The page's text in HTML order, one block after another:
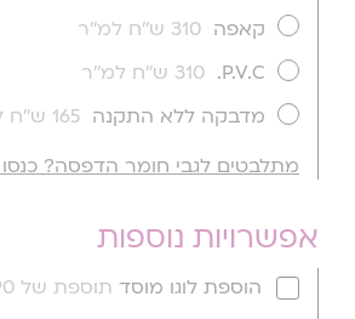
קאפה 310 ש''ח למ''ר
P.V.C.
310 ש''ח למ''ר
מדבקה ללא התקנה 165 ש''ח למ''ר
מתלבטים לגבי חומר הדפסה?
אפשרויות נוספות
הוספת לוגו מוסד תוספת של 90 ש"ח